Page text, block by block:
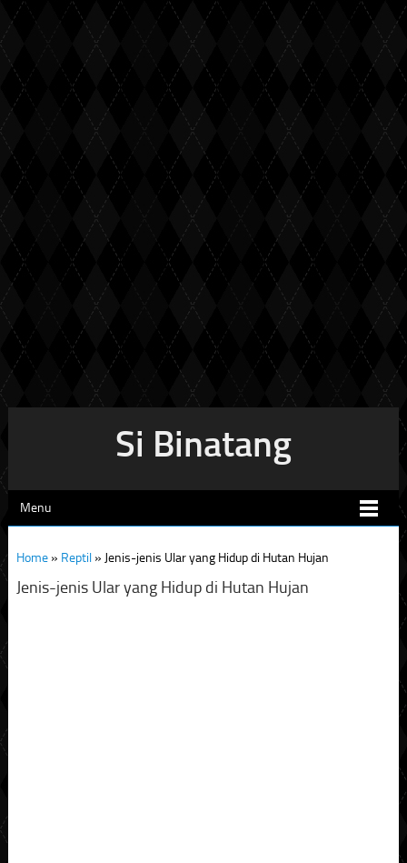
Si Binatang
Menu
Home» Reptil» Jenis-jenis Ular yang Hidup di Hutan Hujan
Jenis-jenis Ular yang Hidup di Hutan Hujan